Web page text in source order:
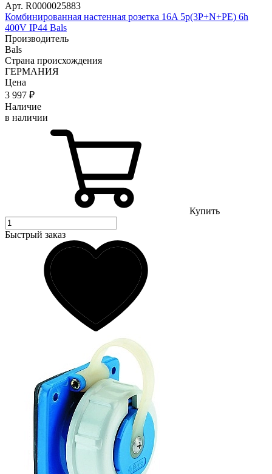
Арт. R0000025883
Комбинированная настенная розетка 16A 5р(3P+N+PE) 6h
400V IP44 Bals
Производитель
Bals
Страна происхождения
ГЕРМАНИЯ
Цена
3 997 ₽
Наличие
в наличии
Купить
Быстрый заказ